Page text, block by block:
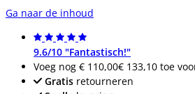
Ga naar de inhoud
9.6/10 "Fantastisch!"
Voeg nog € 110,00€ 133,10 toe
Gratis retourneren